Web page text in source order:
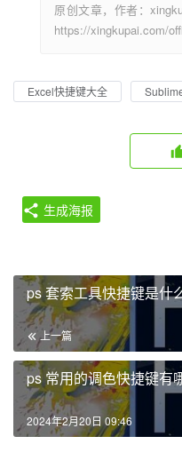
原创文章，作者：
https://xingkupai.com/
Excel快捷键大全
生成海报
ps 套索工具快捷键是什
上一篇
ps 常用的调色快捷键有
2024年2月20日 09:46